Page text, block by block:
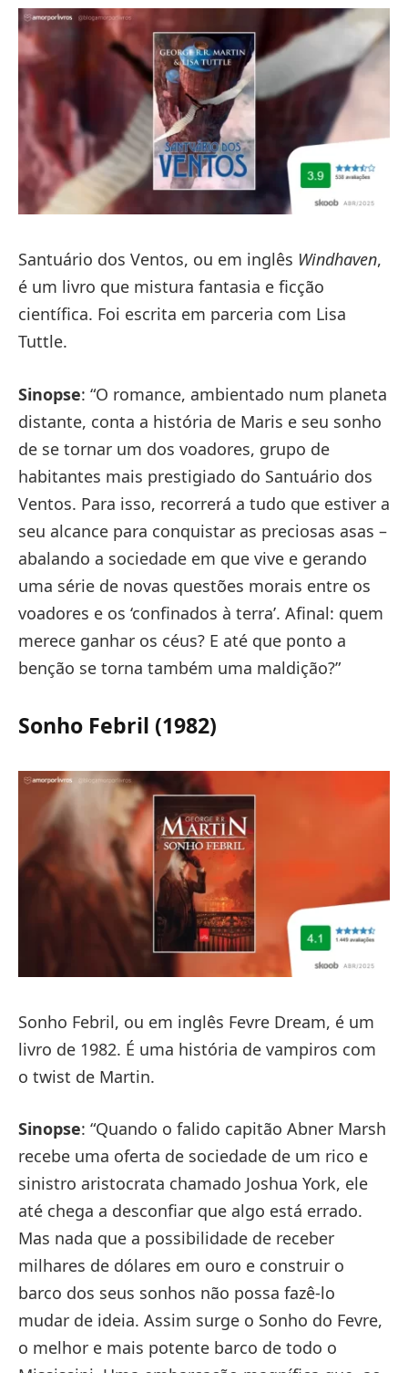
Santuário dos Ventos, ou em inglês Windhaven,
é um livro que mistura fantasia e ficção
científica. Foi escrita em parceria com Lisa
Tuttle.
Sinopse: “O romance, ambientado num planeta
distante, conta a história de Maris e seu sonho
de se tornar um dos voadores, grupo de
habitantes mais prestigiado do Santuário dos
Ventos. Para isso, recorrerá a tudo que estiver a
seu alcance para conquistar as preciosas asas –
abalando a sociedade em que vive e gerando
uma série de novas questões morais entre os
voadores e os ‘confinados à terra’. Afinal: quem
merece ganhar os céus? E até que ponto a
benção se torna também uma maldição?”
Sonho Febril (1982)
Sonho Febril, ou em inglês Fevre Dream, é um
livro de 1982. É uma história de vampiros com
o twist de Martin.
Sinopse: “Quando o falido capitão Abner Marsh
recebe uma oferta de sociedade de um rico e
sinistro aristocrata chamado Joshua York, ele
até chega a desconfiar que algo está errado.
Mas nada que a possibilidade de receber
milhares de dólares em ouro e construir o
barco dos seus sonhos não possa fazê-lo
mudar de ideia. Assim surge o Sonho do Fevre,
o melhor e mais potente barco de todo o